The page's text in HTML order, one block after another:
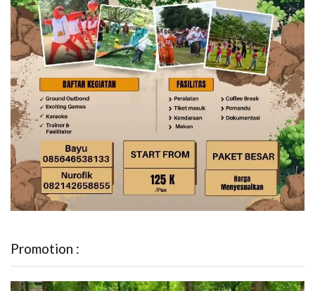
Promotion :